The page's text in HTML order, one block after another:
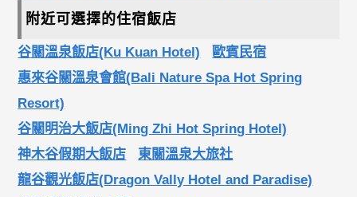
附近可選擇的住宿飯店
谷關溫泉飯店(Ku Kuan Hotel)
歐賓民宿
惠來谷關溫泉會館(Bali Nature Spa Hot Spring
Resort)
谷關明治大飯店(Ming Zhi Hot Spring Hotel)
神木谷假期大飯店
東關溫泉大旅社
龍谷觀光飯店(Dragon Vally Hotel and Paradise)